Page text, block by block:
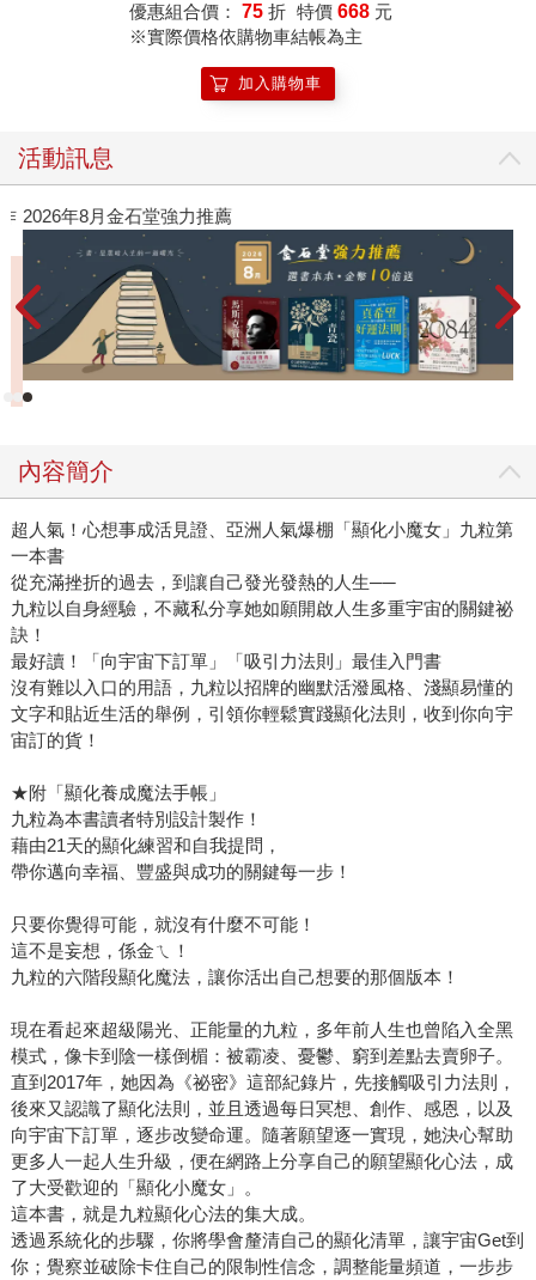
優惠組合價： 75 折 特價 668 元
※實際價格依購物車結帳為主
加入購物車
活動訊息
2026年8月金石堂強力推薦
內容簡介
超人氣！心想事成活見證、亞洲人氣爆棚「顯化小魔女」九粒第
一本書
從充滿挫折的過去，到讓自己發光發熱的人生──
九粒以自身經驗，不藏私分享她如願開啟人生多重宇宙的關鍵祕
訣！
最好讀！「向宇宙下訂單」「吸引力法則」最佳入門書
沒有難以入口的用語，九粒以招牌的幽默活潑風格、淺顯易懂的
文字和貼近生活的舉例，引領你輕鬆實踐顯化法則，收到你向宇
宙訂的貨！
★附「顯化養成魔法手帳」
九粒為本書讀者特別設計製作！
藉由21天的顯化練習和自我提問，
帶你邁向幸福、豐盛與成功的關鍵每一步！
只要你覺得可能，就沒有什麼不可能！
這不是妄想，係金ㄟ！
九粒的六階段顯化魔法，讓你活出自己想要的那個版本！
現在看起來超級陽光、正能量的九粒，多年前人生也曾陷入全黑
模式，像卡到陰一樣倒楣：被霸凌、憂鬱、窮到差點去賣卵子。
直到2017年，她因為《祕密》這部紀錄片，先接觸吸引力法則，
後來又認識了顯化法則，並且透過每日冥想、創作、感恩，以及
向宇宙下訂單，逐步改變命運。隨著願望逐一實現，她決心幫助
更多人一起人生升級，便在網路上分享自己的願望顯化心法，成
了大受歡迎的「顯化小魔女」。
這本書，就是九粒顯化心法的集大成。
透過系統化的步驟，你將學會釐清自己的顯化清單，讓宇宙Get到
你；覺察並破除卡住自己的限制性信念，調整能量頻道，一步步